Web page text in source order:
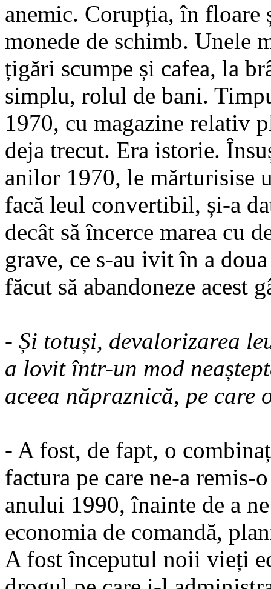
anemic. Corupția, în
monede de schimb. Unele
țigări scumpe și cafea, la
simplu, rolul de bani.
1970, cu magazine relativ
deja trecut. Era istorie.
anilor 1970, le măr­turisise
facă leul convertibil, și-a
decât să încerce marea cu
grave, ce s-au ivit în a
făcut să abandoneze acest
- Și totuși, devalorizarea
a lovit într-un mod
aceea năpraznică, pe care
- A fost, de fapt, o
factura pe care ne-a
anului 1990, înainte de a
economia de comandă,
A fost începutul noii vieți